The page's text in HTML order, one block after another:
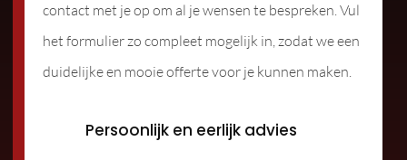
contact met je op om al je wensen te bespreken. Vul
het formulier zo compleet mogelijk in, zodat we een
duidelijke en mooie offerte voor je kunnen maken.
Persoonlijk en eerlijk advies